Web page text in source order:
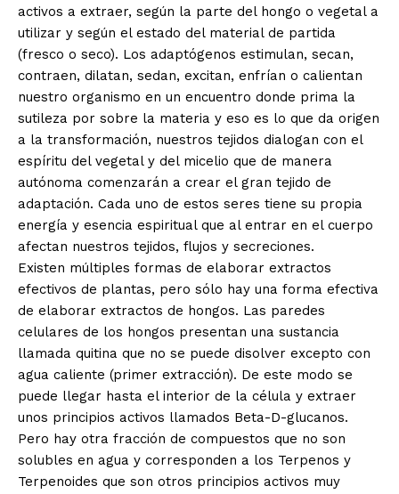
activos a extraer, según la parte del hongo o vegetal a
utilizar y según el estado del material de partida
(fresco o seco). Los adaptógenos estimulan, secan,
contraen, dilatan, sedan, excitan, enfrían o calientan
nuestro organismo en un encuentro donde prima la
sutileza por sobre la materia y eso es lo que da origen
a la transformación, nuestros tejidos dialogan con el
espíritu del vegetal y del micelio que de manera
autónoma comenzarán a crear el gran tejido de
adaptación. Cada uno de estos seres tiene su propia
energía y esencia espiritual que al entrar en el cuerpo
afectan nuestros tejidos, flujos y secreciones.
Existen múltiples formas de elaborar extractos
efectivos de plantas, pero sólo hay una forma efectiva
de elaborar extractos de hongos. Las paredes
celulares de los hongos presentan una sustancia
llamada quitina que no se puede disolver excepto con
agua caliente (primer extracción). De este modo se
puede llegar hasta el interior de la célula y extraer
unos principios activos llamados Beta-D-glucanos.
Pero hay otra fracción de compuestos que no son
solubles en agua y corresponden a los Terpenos y
Terpenoides que son otros principios activos muy